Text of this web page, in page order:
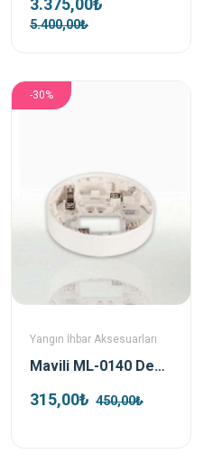
3.375,00₺
5.400,00₺
-30%
Yangın İhbar Aksesuarları
Mavili ML-0140 Dedektör Soketi
315,00₺ 450,00₺